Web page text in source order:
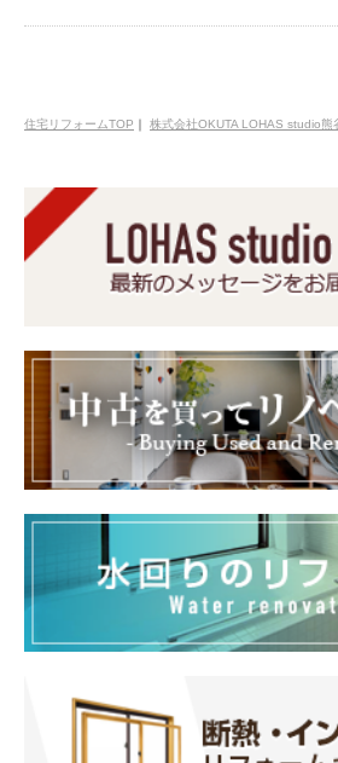
住宅リフォームTOP ｜ 株式会社OKUTA LOHAS studio熊